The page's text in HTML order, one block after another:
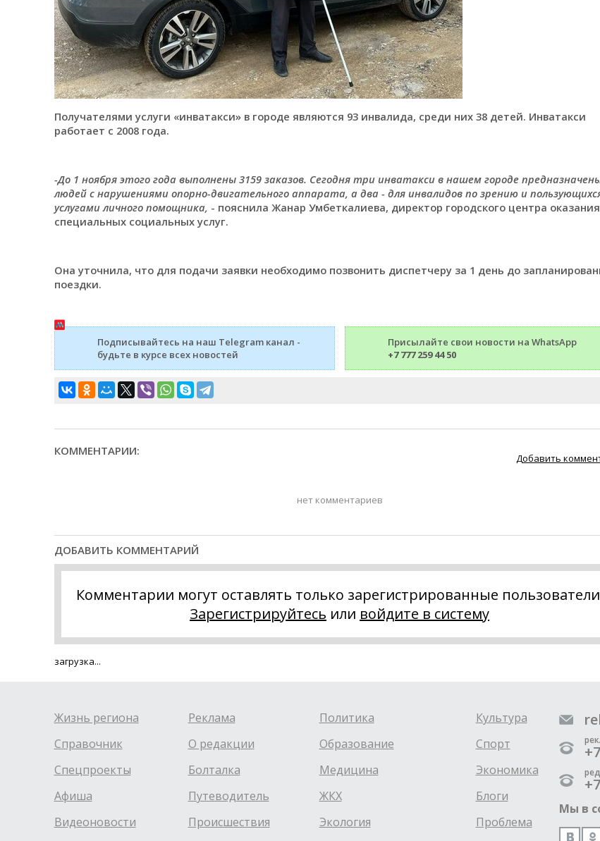
Получателями услуги «инватакси» в городе являются 93 инвалида, среди них 38 детей. Инватакси
работает с 2008 года.
-До 1 ноября этого года выполнены 3159 заказов. Сегодня три инватакси в нашем городе
людей с нарушениями опорно-двигательного аппарата, а два - для инвалидов по зрению и
услугами личного помощника, - пояснила Жанар Умбеткалиева, директор городского центра оказания
специальных социальных услуг.
Она уточнила, что для подачи заявки необходимо позвонить диспетчеру за 1 день до
поездки.
Подписывайтесь на наш Telegram канал -
будьте в курсе всех новостей
Присылайте свои новости на WhatsApp
+7 777 259 44 50
КОММЕНТАРИИ:
Добавить
нет комментариев
ДОБАВИТЬ КОММЕНТАРИЙ
Комментарии могут оставлять только зарегистрированные
Зарегистрируйтесь или войдите в систему
загрузка...
Жизнь региона
Справочник
Спецпроекты
Афиша
Видеоновости
Реклама
О редакции
Болталка
Путеводитель
Происшествия
Политика
Образование
Медицина
ЖКХ
Экология
Культура
Спорт
Экономика
Блоги
Проблема
Мы в